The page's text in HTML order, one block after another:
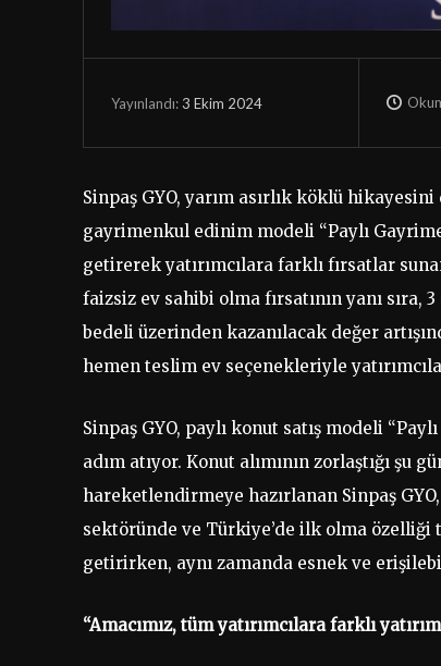
Yayınlandı:3 Ekim 2024
Sinpaş GYO, yarım asırlık köklü
gayrimenkul edinim modeli “Paylı
getirerek yatırımcılara farklı fırsatlar
faizsiz ev sahibi olma fırsatının yanı
bedeli üzerinden kazanılacak değer
hemen teslim ev seçenekleriyle
Sinpaş GYO, paylı konut satış modeli
adım atıyor. Konut alımının zorlaştığı
hareketlendirmeye hazırlanan Sinpaş
sektöründe ve Türkiye’de ilk olma
getirirken, aynı zamanda esnek ve
“Amacımız, tüm yatırımcılara farklı